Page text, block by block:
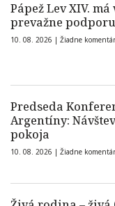
Pápež Lev XIV.
prevažne
10. 08. 2026 | Žiadne
Predseda
Argentíny:
pokoja
10. 08. 2026 | Žiadne